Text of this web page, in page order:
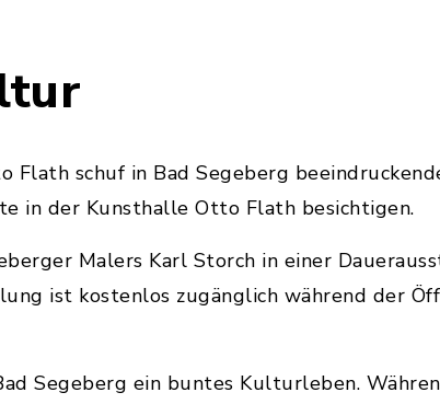
schuf in Bad Segeberg
in der Kunsthalle Otto Flath besichtigen.
Malers Karl Storch in einer
ist kostenlos zugänglich während der
Segeberg ein buntes Kulturleben.